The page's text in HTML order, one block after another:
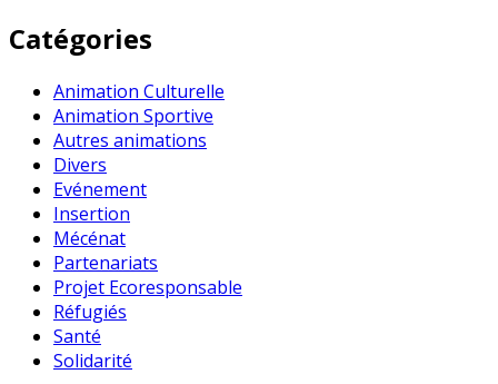
Catégories
Animation Culturelle
Animation Sportive
Autres animations
Divers
Evénement
Insertion
Mécénat
Partenariats
Projet Ecoresponsable
Réfugiés
Santé
Solidarité